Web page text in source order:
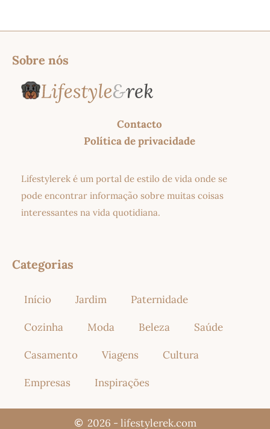
Sobre nós
Contacto
Política de privacidade
Lifestylerek é um portal de estilo de vida onde se
pode encontrar informação sobre muitas coisas
interessantes na vida quotidiana.
Categorias
Início Jardim Paternidade
Cozinha Moda Beleza Saúde
Casamento Viagens Cultura
Empresas Inspirações
2026 - lifestylerek.com